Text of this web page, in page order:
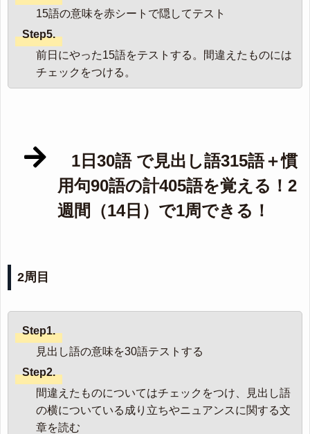
15語の意味を赤シートで隠してテスト
Step5.
前日にやった15語をテストする。間違えたものには
チェックをつける。
1日30語 で見出し語315語＋慣
用句90語の計405語を覚える！2
週間（14日）で1周できる！
2周目
Step1.
見出し語の意味を30語テストする
Step2.
間違えたものについてはチェックをつけ、見出し語
の横についている成り立ちやニュアンスに関する文
章を読む